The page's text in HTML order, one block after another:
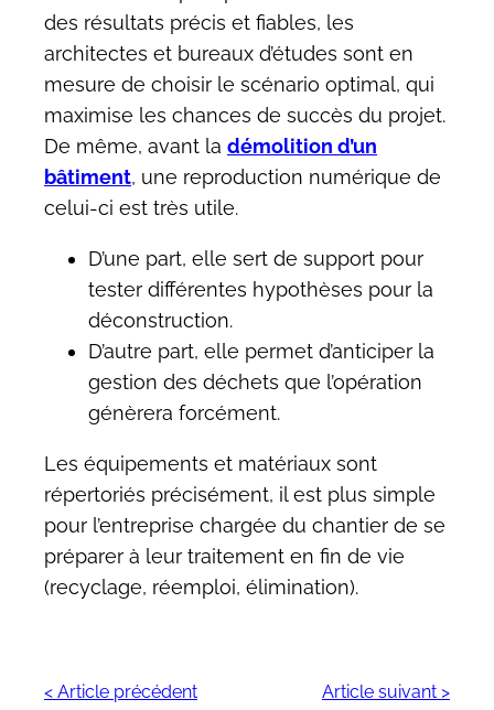
des résultats précis et fiables, les
architectes et bureaux d’études sont en
mesure de choisir le scénario optimal, qui
maximise les chances de succès du projet.
De même, avant la démolition d’un
bâtiment, une reproduction numérique de
celui-ci est très utile.
D’une part, elle sert de support pour
tester différentes hypothèses pour la
déconstruction.
D’autre part, elle permet d’anticiper la
gestion des déchets que l’opération
génèrera forcément.
Les équipements et matériaux sont
répertoriés précisément, il est plus simple
pour l’entreprise chargée du chantier de se
préparer à leur traitement en fin de vie
(recyclage, réemploi, élimination).
< Article précédent Article suivant >